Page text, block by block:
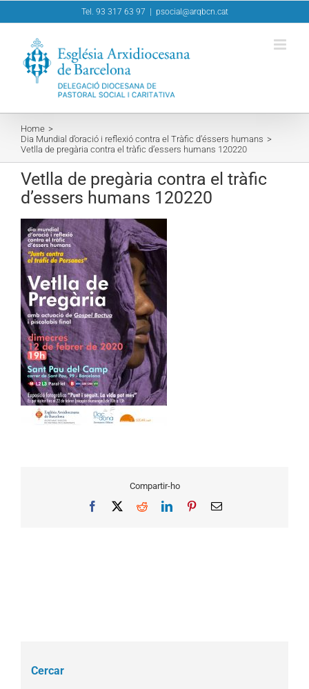
to
Tel. 93 317 63 97 psocial@arqbcn.cat
Home
Dia Mundial d’oració i reflexió contra el Tràfic d’éssers humans
Vetlla de pregària contra el tràfic d’essers humans 120220
Vetlla de pregària contra el tràfic
d’essers humans 120220
Compartir-ho
Facebook RedditLinkedInPinterestEmail
Cercar